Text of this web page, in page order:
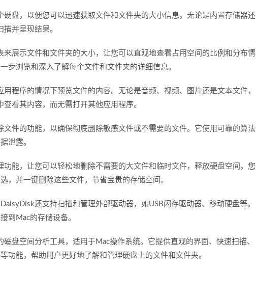
硬盘，以便您可以迅速获取文件和文件夹的大小信息。无论是内置存储器还
并呈现结果。
来展示文件和文件夹的大小，让您可以直观地查看占用空间的比例和分布情
步浏览和深入了解每个文件和文件夹的详细信息。
用程序的情况下预览文件的内容。无论是音频、视频、图片还是文本文件，
看其内容，而无需打开其他应用程序。
文件的功能，以确保彻底删除敏感文件或不需要的文件。它使用可靠的算法
泄露。
功能，让您可以轻松地删除不需要的大文件和临时文件，释放硬盘空间。您
，并一键删除这些文件，节省宝贵的存储空间。
还支持扫描和管理外部驱动器，如USB闪存驱动器、移动硬盘等。
到Mac的存储设备。
盘空间分析工具，适用于Mac操作系统。它提供直观的界面、快速扫描、
功能，帮助用户更好地了解和管理硬盘上的文件和文件夹。